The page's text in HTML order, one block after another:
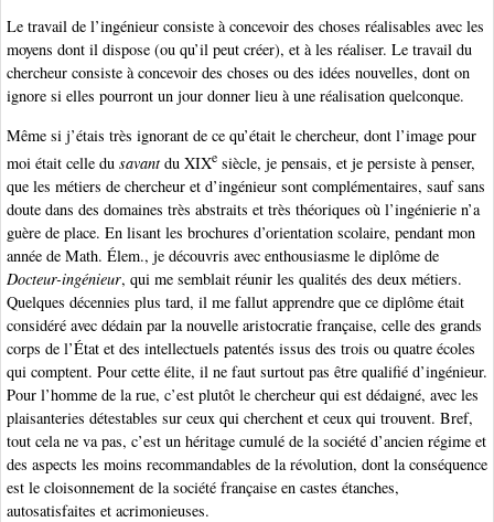
Le travail de l’ingénieur consiste à concevoir des choses réalisables avec les
moyens dont il dispose (ou qu’il peut créer), et à les réaliser. Le travail du
chercheur consiste à concevoir des choses ou des idées nouvelles, dont on
ignore si elles pourront un jour donner lieu à une réalisation quelconque.
Même si j’étais très ignorant de ce qu’était le chercheur, dont l’image pour
moi était celle du savantdu XIXe siècle, je pensais, et je persiste à penser,
que les métiers de chercheur et d’ingénieur sont complémentaires, sauf sans
doute dans des domaines très abstraits et très théoriques où l’ingénierie n’a
guère de place. En lisant les brochures d’orientation scolaire, pendant mon
année de Math. Élem., je découvris avec enthousiasme le diplôme de
Docteur-ingénieur, qui me semblait réunir les qualités des deux métiers.
Quelques décennies plus tard, il me fallut apprendre que ce diplôme était
considéré avec dédain par la nouvelle aristocratie française, celle des grands
corps de l’État et des intellectuels patentés issus des trois ou quatre écoles
qui comptent. Pour cette élite, il ne faut surtout pas être qualifié d’ingénieur.
Pour l’homme de la rue, c’est plutôt le chercheur qui est dédaigné, avec les
plaisanteries détestables sur ceux qui cherchent et ceux qui trouvent. Bref,
tout cela ne va pas, c’est un héritage cumulé de la société d’ancien régime et
des aspects les moins recommandables de la révolution, dont la conséquence
est le cloisonnement de la société française en castes étanches,
autosatisfaites et acrimonieuses.